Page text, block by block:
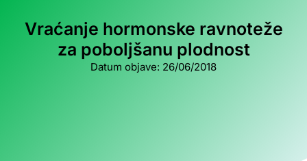
Vraćanje hormonske ravnoteže
za poboljšanu plodnost
Datum objave: 26/06/2018